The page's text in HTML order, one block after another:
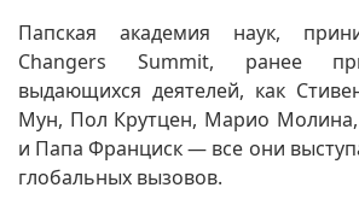
Папская академия наук,
Changers Summit, ранее
выдающихся деятелей, как
Мун, Пол Крутцен, Марио
и Папа Франциск — все они
глобальных вызовов.